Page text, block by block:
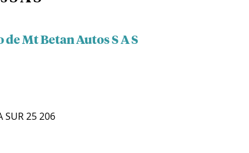
Mt Betan Autos S A S
SUR 25 206